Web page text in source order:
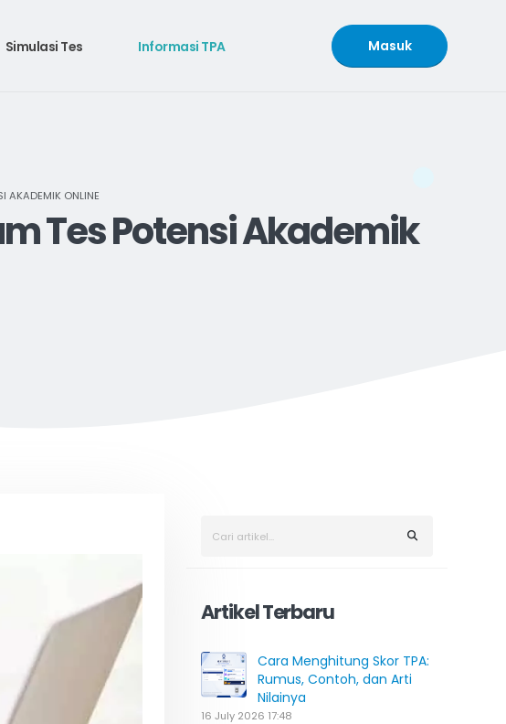
Simulasi Tes Informasi TPA Masuk
AKADEMIK ONLINE
Tes Potensi Akademik
Artikel Terbaru
Cara Menghitung Skor TPA:
Rumus, Contoh, dan Arti
Nilainya
16 July 2026 17:48